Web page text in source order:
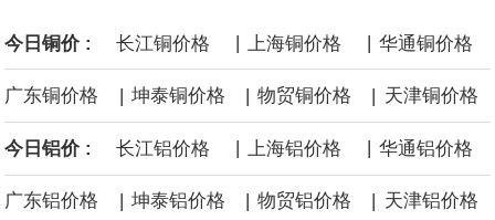
后续14艘平均每艘约180亿美元。
黄金价格有望录得自今年1月以来最大单周涨幅。油价走弱为金价提
供支撑，同时投资者正等待美国非农就业数据，以寻找美国利率前
景的线索。StoneX高级分析师马特·辛普森表示，中东和平前景改善
今日铜价 : 长江铜价格 | 上海铜价格 | 华通铜价格
广东铜价格 | 坤泰铜价格 | 物贸铜价格 | 天津铜价格
今日铝价 : 长江铝价格 上海铝价格 华通铝价格
广东铝价格 | 坤泰铝价格 | 物贸铝价格 | 天津铝价格